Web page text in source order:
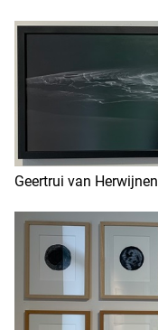
Geertrui van Herwijnen